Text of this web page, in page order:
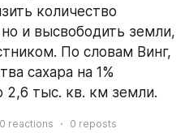
количество
и высвободить земли,
По словам Винг,
сахара на 1%
тыс. кв. км земли.
0 reactions 0 reposts